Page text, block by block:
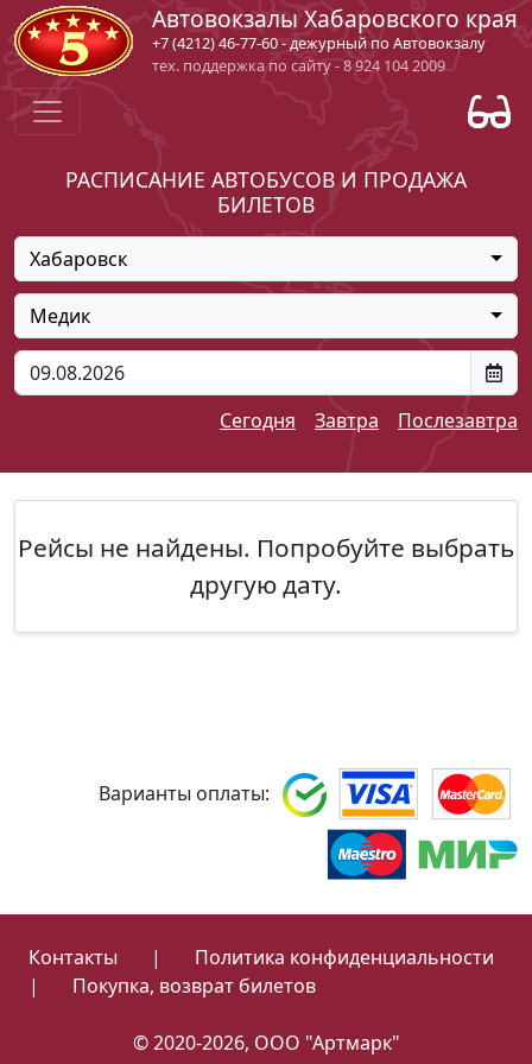
Автовокзалы Хабаровского края
+7 (4212) 46-77-60 - дежурный по Автовокзалу
тех. поддержка по сайту - 8 924 104 2009
РАСПИСАНИЕ АВТОБУСОВ И ПРОДАЖА
БИЛЕТОВ
Хабаровск
Медик
Сегодня Завтра Послезавтра
Рейсы не найдены. Попробуйте выбрать
другую дату.
Варианты оплаты:
Контакты |
Политика конфиденциальности
|
Покупка, возврат билетов
© 2020-2026, ООО "Артмарк"